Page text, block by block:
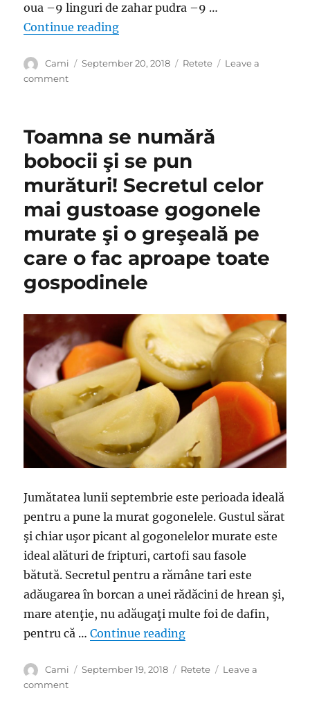
oua –9 linguri de zahar pudra –9 …
Continue reading“Prajitura delicioasa cu branza:
Author
Cami
Posted
September 20, 2018 Categories
Retete
Leave a
commenton
branza:
prepara
usor,
iar
copiii
pur
si
simplu
adora
Toamna se numără
bobocii şi se pun
murături! Secretul celor
mai gustoase gogonele
murate şi o greşeală pe
care o fac aproape toate
gospodinele
Jumătatea lunii septembrie este perioada ideală
pentru a pune la murat gogonelele. Gustul sărat
şi chiar uşor picant al gogonelelor murate este
ideal alături de fripturi, cartofi sau fasole
bătută. Secretul pentru a rămâne tari este
adăugarea în borcan a unei rădăcini de hrean şi,
mare atenţie, nu adăugaţi multe foi de dafin,
pentru că …Continue reading“Toamna se numără
Author
Cami
Posted
September 19, 2018 Categories
Retete
Leave a
commenton